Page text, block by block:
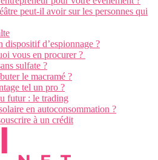
peut-il avoir sur les personnes qui
dispositif d’espionnage ?
vous en procurer ?
sulfate ?
le macramé ?
tel un pro ?
futur : le trading
en autoconsommation ?
à un crédit